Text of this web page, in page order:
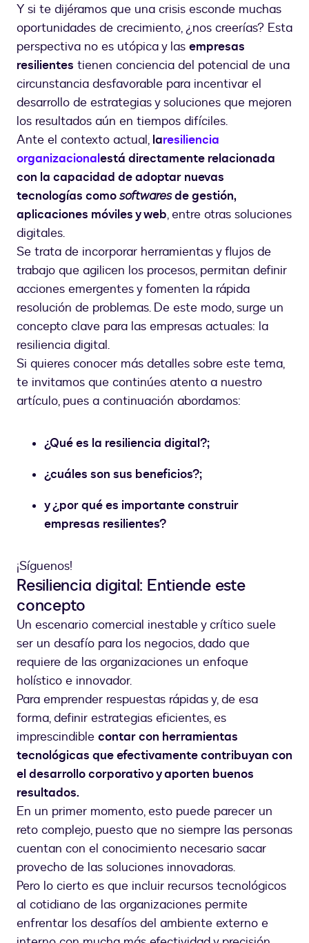
mujer
en
la
calle
miran
la
pantalla
de
una
tableta
Y si te dijéramos que una crisis esconde muchas
oportunidades de crecimiento, ¿nos creerías? Esta
perspectiva no es utópica y las empresas
resilientes tienen conciencia del potencial de una
circunstancia desfavorable para incentivar el
desarrollo de estrategias y soluciones que mejoren
los resultados aún en tiempos difíciles.
Ante el contexto actual, laresiliencia
organizacionalestá directamente relacionada
con la capacidad de adoptar nuevas
tecnologías comosoftwaresde gestión,
aplicaciones móviles y web, entre otras soluciones
digitales.
Se trata de incorporar herramientas y flujos de
trabajo que agilicen los procesos, permitan definir
acciones emergentes y fomenten la rápida
resolución de problemas. De este modo, surge un
concepto clave para las empresas actuales: la
resiliencia digital.
Si quieres conocer más detalles sobre este tema,
te invitamos que continúes atento a nuestro
artículo, pues a continuación abordamos:
¿Qué es la resiliencia digital?;
¿cuáles son sus beneficios?;
y ¿por qué es importante construir
empresas resilientes?
¡Síguenos!
Resiliencia digital: Entiende este
concepto
Un escenario comercial inestable y crítico suele
ser un desafío para los negocios, dado que
requiere de las organizaciones un enfoque
holístico e innovador.
Para emprender respuestas rápidas y, de esa
forma, definir estrategias eficientes, es
imprescindible contar con herramientas
tecnológicas que efectivamente contribuyan con
el desarrollo corporativo y aporten buenos
resultados.
En un primer momento, esto puede parecer un
reto complejo, puesto que no siempre las personas
cuentan con el conocimiento necesario sacar
provecho de las soluciones innovadoras.
Pero lo cierto es que incluir recursos tecnológicos
al cotidiano de las organizaciones permite
enfrentar los desafíos del ambiente externo e